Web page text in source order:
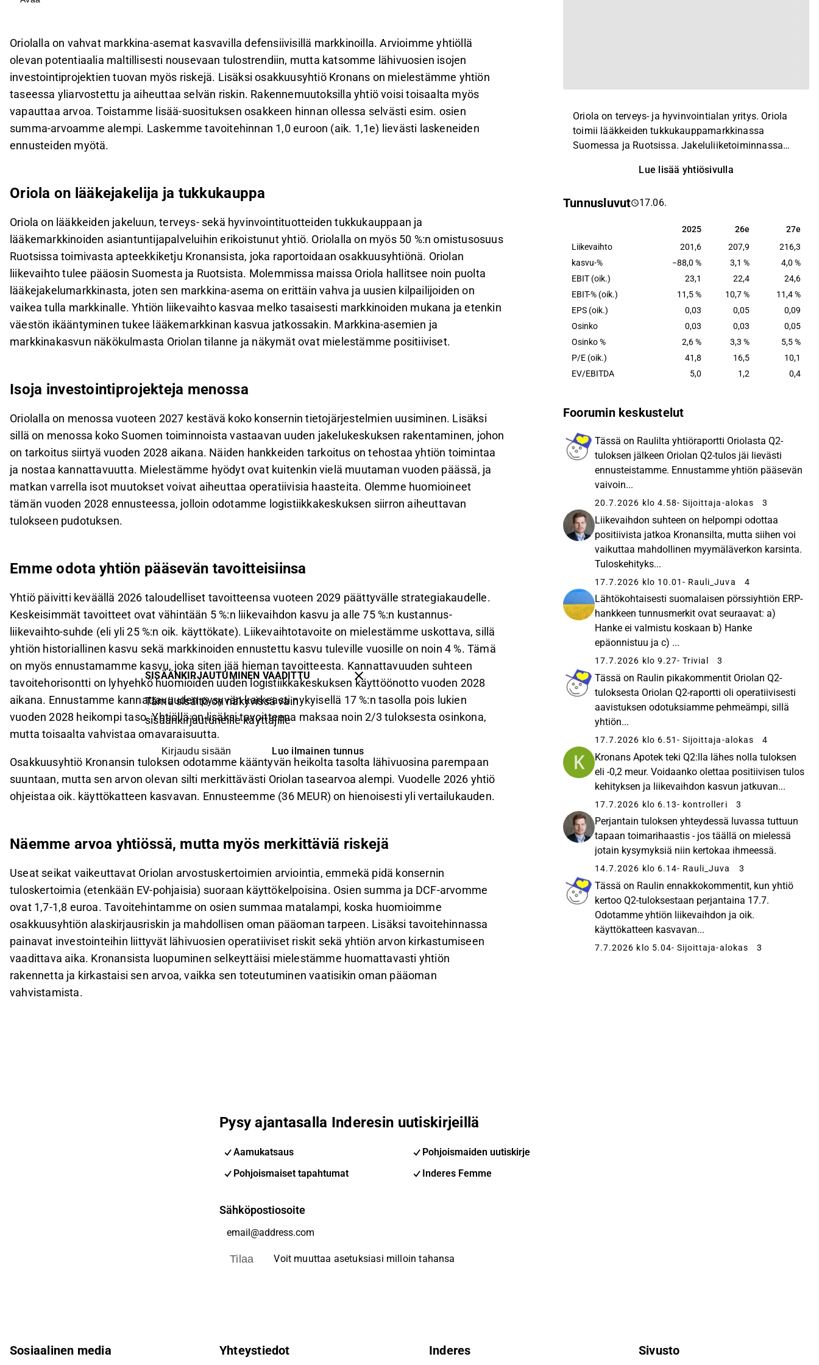
Yhtiö on käynnistänyt merkittäviä investointiprojekteja, kuten tietojärjestelmien uusimisen ja
hyötyjen realisoitumista.
Oriolan taloudelliset tavoitteet vuoteen 2029 ovat kunnianhimoisia, mutta ennustamme
kannattavuuden pysyvän nykyisellä tasolla, ja liikevaihdon kasvun jäävän hieman
tavoitteesta.
Arvioimme Oriolan osien summa-arvoksi 1,7-1,8 euroa, mutta tavoitehintamme on 1,0 euroa,
huomioiden osakkuusyhtiön alaskirjausriskin ja investointeihin liittyvät riskit.
Tämä sisältö on tekoälyn tuottamaa. Anna siihen liittyvää palautetta Inderesin
Oriolalla on vahvat markkina-asemat kasvavilla defensiivisillä markkinoilla. Arvioimme yhtiöllä
olevan potentiaalia maltillisesti nousevaan tulostrendiin, mutta katsomme lähivuosien isojen
investointiprojektien tuovan myös riskejä. Lisäksi osakkuusyhtiö Kronans on mielestämme yhtiön
taseessa yliarvostettu ja aiheuttaa selvän riskin. Rakennemuutoksilla yhtiö voisi toisaalta myös
vapauttaa arvoa. Toistamme lisää-suosituksen osakkeen hinnan ollessa selvästi esim. osien
summa-arvoamme alempi. Laskemme tavoitehinnan 1,0 euroon (aik. 1,1e) lievästi laskeneiden
ennusteiden myötä.
Oriola on lääkejakelija ja tukkukauppa
Oriola on lääkkeiden jakeluun, terveys- sekä hyvinvointituotteiden tukkukauppaan ja
lääkemarkkinoiden asiantuntijapalveluihin erikoistunut yhtiö. Oriolalla on myös 50 %:n omistusosuus
Ruotsissa toimivasta apteekkiketju Kronansista, joka raportoidaan osakkuusyhtiönä. Oriolan
liikevaihto tulee pääosin Suomesta ja Ruotsista. Molemmissa maissa Oriola hallitsee noin puolta
lääkejakelumarkkinasta, joten sen markkina-asema on erittäin vahva ja uusien kilpailijoiden on
vaikea tulla markkinalle. Yhtiön liikevaihto kasvaa melko tasaisesti markkinoiden mukana ja etenkin
väestön ikääntyminen tukee lääkemarkkinan kasvua jatkossakin. Markkina-asemien ja
markkinakasvun näkökulmasta Oriolan tilanne ja näkymät ovat mielestämme positiiviset.
Isoja investointiprojekteja menossa
Oriolalla on menossa vuoteen 2027 kestävä koko konsernin tietojärjestelmien uusiminen. Lisäksi
sillä on menossa koko Suomen toiminnoista vastaavan uuden jakelukeskuksen rakentaminen, johon
on tarkoitus siirtyä vuoden 2028 aikana. Näiden hankkeiden tarkoitus on tehostaa yhtiön toimintaa
ja nostaa kannattavuutta. Mielestämme hyödyt ovat kuitenkin vielä muutaman vuoden päässä, ja
matkan varrella isot muutokset voivat aiheuttaa operatiivisia haasteita. Olemme huomioineet
tämän vuoden 2028 ennusteessa, jolloin odotamme logistiikkakeskuksen siirron aiheuttavan
tulokseen pudotuksen.
Emme odota yhtiön pääsevän tavoitteisiinsa
Yhtiö päivitti keväällä 2026 taloudelliset tavoitteensa vuoteen 2029 päättyvälle strategiakaudelle.
Keskeisimmät tavoitteet ovat vähintään 5 %:n liikevaihdon kasvu ja alle 75 %:n kustannus-
liikevaihto-suhde (eli yli 25 %:n oik. käyttökate). Liikevaihtotavoite on mielestämme uskottava, sillä
yhtiön historiallinen kasvu sekä markkinoiden ennustettu kasvu tuleville vuosille on noin 4 %. Tämä
on myös ennustamamme kasvu, joka siten jää hieman tavoitteesta. Kannattavuuden suhteen
tavoitehorisontti on lyhyehkö huomioiden uuden logistiikkakeskuksen käyttöönotto vuoden 2028
aikana. Ennustamme kannattavuuden pysyvän karkeasti nykyisellä 17 %:n tasolla pois lukien
vuoden 2028 heikompi taso. Yhtiöllä on lisäksi tavoitteena maksaa noin 2/3 tuloksesta osinkona,
mutta toisaalta vahvistaa omavaraisuutta.
Osakkuusyhtiö Kronansin tuloksen odotamme kääntyvän heikolta tasolta lähivuosina parempaan
suuntaan, mutta sen arvon olevan silti merkittävästi Oriolan tasearvoa alempi. Vuodelle 2026 yhtiö
ohjeistaa oik. käyttökatteen kasvavan. Ennusteemme (36 MEUR) on hienoisesti yli vertailukauden.
Näemme arvoa yhtiössä, mutta myös merkittäviä riskejä
Useat seikat vaikeuttavat Oriolan arvostuskertoimien arviointia, emmekä pidä konsernin
tuloskertoimia (etenkään EV-pohjaisia) suoraan käyttökelpoisina. Osien summa ja DCF-arvomme
ovat 1,7-1,8 euroa. Tavoitehintamme on osien summaa matalampi, koska huomioimme
osakkuusyhtiön alaskirjausriskin ja mahdollisen oman pääoman tarpeen. Lisäksi tavoitehinnassa
painavat investointeihin liittyvät lähivuosien operatiiviset riskit sekä yhtiön arvon kirkastumiseen
vaadittava aika. Kronansista luopuminen selkeyttäisi mielestämme huomattavasti yhtiön
rakennetta ja kirkastaisi sen arvoa, vaikka sen toteutuminen vaatisikin oman pääoman
vahvistamista.
SISÄÄNKIRJAUTUMINEN VAADITTU
Tämä sisältö on näkyvissä vain
sisäänkirjautuneille käyttäjille
Kirjaudu sisään Luo ilmainen tunnus
Oriola on terveys- ja hyvinvointialan yritys. Oriola
toimii lääkkeiden tukkukauppamarkkinassa
Suomessa ja Ruotsissa. Jakeluliiketoiminnassa
annosjakelupalvelua. Tukkukauppaliiketoiminta
rinnakkaistuontiin ja erityislupavalmisteisiin.
asiantuntijapalveluja lääkeyrityksille ja apteekeille.
Lue lisää yhtiösivulla
Tunnusluvut 17.06.
2025 26e 27e
2025 26e
27e
Liikevaihto
201,6 207,9
216,3
kasvu-%
−88,0 % 3,1 %
4,0 %
EBIT (oik.)
23,1 22,4
24,6
EBIT-% (oik.)
11,5 % 10,7 %
11,4 %
EPS (oik.)
0,03 0,05
0,09
Osinko
0,03 0,03
0,05
Osinko %
2,6 % 3,3 %
5,5 %
P/E (oik.)
41,8 16,5
10,1
EV/EBITDA
5,0 1,2 0,4
Foorumin keskustelut
Tässä on Raulilta yhtiöraportti Oriolasta Q2-
tuloksen jälkeen Oriolan Q2-tulos jäi lievästi
ennusteistamme. Ennustamme yhtiön pääsevän
vaivoin...
20.7.2026 klo 4.58- Sijoittaja-alokas 3
Liikevaihdon suhteen on helpompi odottaa
positiivista jatkoa Kronansilta, mutta siihen voi
vaikuttaa mahdollinen myymäläverkon karsinta.
Tuloskehityks...
17.7.2026 klo 10.01 - Rauli_Juva 4
Lähtökohtaisesti suomalaisen pörssiyhtiön ERP-
hankkeen tunnusmerkit ovat seuraavat: a)
Hanke ei valmistu koskaan b) Hanke
epäonnistuu ja c) ...
17.7.2026 klo 9.27- Trivial 3
Tässä on Raulin pikakommentit Oriolan Q2-
tuloksesta Oriolan Q2-raportti oli operatiivisesti
aavistuksen odotuksiamme pehmeämpi, sillä
yhtiön...
17.7.2026 klo 6.51 - Sijoittaja-alokas 4
Kronans Apotek teki Q2:lla lähes nolla tuloksen
eli -0,2 meur. Voidaanko olettaa positiivisen tulos
kehityksen ja liikevaihdon kasvun jatkuvan...
17.7.2026 klo 6.13- kontrolleri 3
Perjantain tuloksen yhteydessä luvassa tuttuun
tapaan toimarihaastis - jos täällä on mielessä
jotain kysymyksiä niin kertokaa ihmeessä.
14.7.2026 klo 6.14- Rauli_Juva 3
Tässä on Raulin ennakkokommentit, kun yhtiö
kertoo Q2-tuloksestaan perjantaina 17.7.
Odotamme yhtiön liikevaihdon ja oik.
käyttökatteen kasvavan...
7.7.2026 klo 5.04- Sijoittaja-alokas 3
Pysy ajantasalla Inderesin uutiskirjeillä
Aamukatsaus
Pohjoismaiden uutiskirje
Pohjoismaiset tapahtumat
Inderes Femme
Sähköpostiosoite
Tilaa Voit muuttaa asetuksiasi milloin tahansa
Sosiaalinen media Yhteystiedot Inderes Sivusto